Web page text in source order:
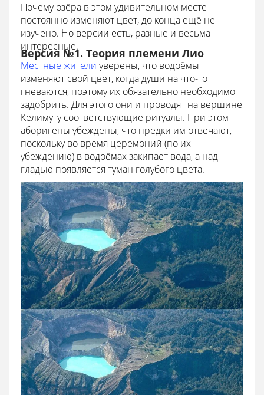
Почему озёра в этом удивительном месте
постоянно изменяют цвет, до конца ещё не
изучено. Но версии есть, разные и весьма
интересные.
Версия №1. Теория племени Лио
Местные жители уверены, что водоёмы
изменяют свой цвет, когда души на что-то
гневаются, поэтому их обязательно необходимо
задобрить. Для этого они и проводят на вершине
Келимуту соответствующие ритуалы. При этом
аборигены убеждены, что предки им отвечают,
поскольку во время церемоний (по их
убеждению) в водоёмах закипает вода, а над
гладью появляется туман голубого цвета.